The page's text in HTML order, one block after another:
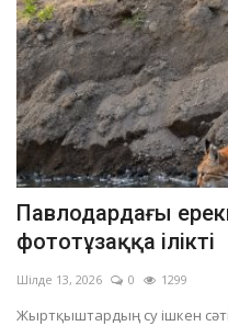
Павлодардағы
фототұзаққа ілікті
Шілде 13, 2026 0 1299
Жыртқыштардың су ішкен сәті